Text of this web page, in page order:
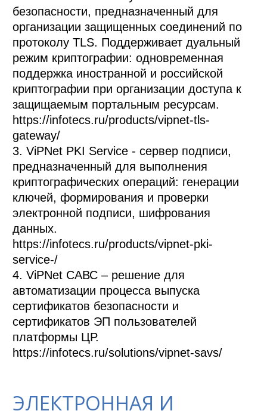
безопасности, предназначенный для
организации защищенных соединений по
протоколу TLS. Поддерживает дуальный
режим криптографии: одновременная
поддержка иностранной и российской
криптографии при организации доступа к
защищаемым портальным ресурсам.
https://infotecs.ru/products/vipnet-tls-
gateway/
3. ViPNet PKI Service - сервер подписи,
предназначенный для выполнения
криптографических операций: генерации
ключей, формирования и проверки
электронной подписи, шифрования
данных.
https://infotecs.ru/products/vipnet-pki-
service-/
4. ViPNet CАВС – решение для
автоматизации процесса выпуска
сертификатов безопасности и
сертификатов ЭП пользователей
платформы ЦР.
ЭЛЕКТРОННАЯ И